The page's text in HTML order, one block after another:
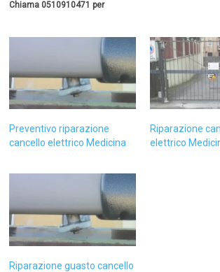
Chiama 0510910471 per
Preventivo riparazione
cancello elettrico Medicina
Riparazione
elettrico
Riparazione guasto cancello